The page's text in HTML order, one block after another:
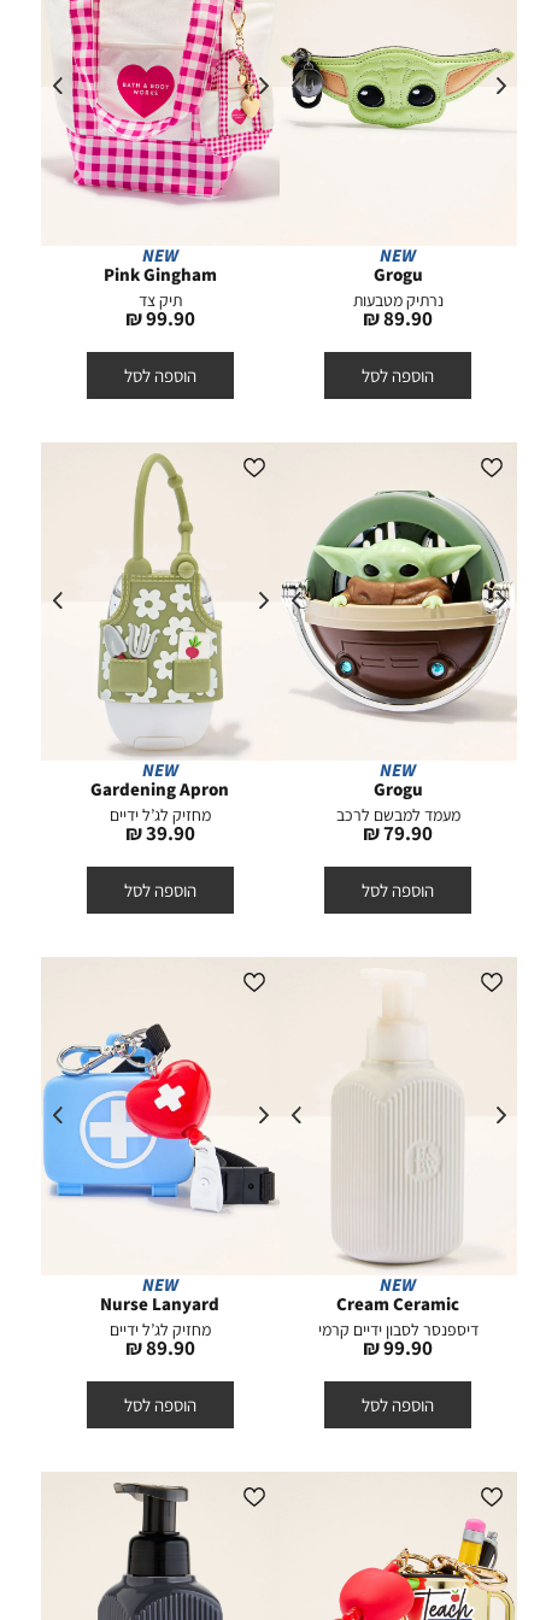
NEW
Grogu
נרתיק מטבעות
מחיר
89.90 ₪
הוספה לסל
NEW
Pink Gingham
תיק צד
מחיר
99.90 ₪
הוספה לסל
NEW
Grogu
מעמד למבשם לרכב
מחיר
79.90 ₪
הוספה לסל
NEW
Gardening Apron
מחזיק לג’ל ידיים
מחיר
39.90 ₪
הוספה לסל
NEW
Cream Ceramic
דיספנסר לסבון ידיים קרמי
מחיר
99.90 ₪
הוספה לסל
NEW
Nurse Lanyard
מחזיק לג’ל ידיים
מחיר
89.90 ₪
הוספה לסל